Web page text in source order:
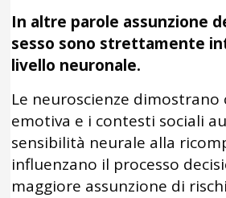
In altre parole assunzione
sesso sono strettamente
livello neuronale.
Le neuroscienze dimostrano
emotiva e i contesti sociali
sensibilità neurale alla
influenzano il processo
maggiore assunzione di